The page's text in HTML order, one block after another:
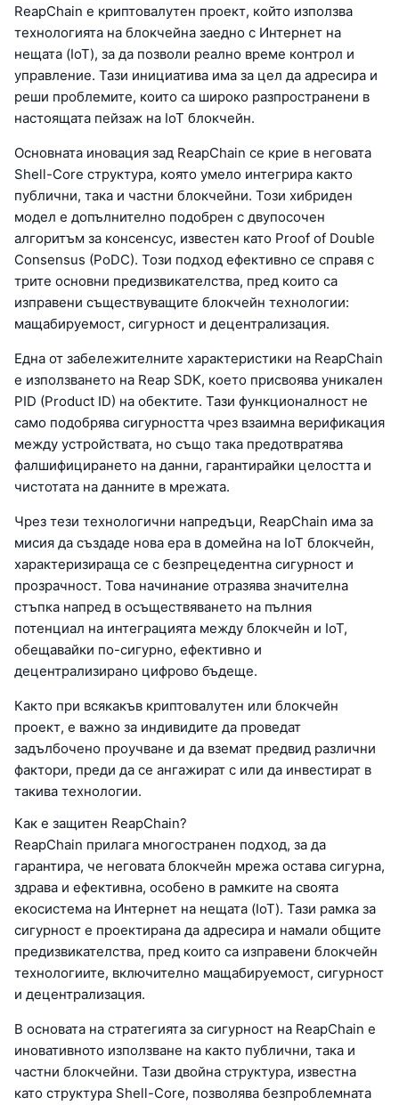
ReapChain е криптовалутен проект, който използва
технологията на блокчейна заедно с Интернет на
нещата (IoT), за да позволи реално време контрол и
управление. Тази инициатива има за цел да адресира и
реши проблемите, които са широко разпространени в
настоящата пейзаж на IoT блокчейн.
Основната иновация зад ReapChain се крие в неговата
Shell-Core структура, която умело интегрира както
публични, така и частни блокчейни. Този хибриден
модел е допълнително подобрен с двупосочен
алгоритъм за консенсус, известен като Proof of Double
Consensus (PoDC). Този подход ефективно се справя с
трите основни предизвикателства, пред които са
изправени съществуващите блокчейн технологии:
мащабируемост, сигурност и децентрализация.
Една от забележителните характеристики на ReapChain
е използването на Reap SDK, което присвоява уникален
PID (Product ID) на обектите. Тази функционалност не
само подобрява сигурността чрез взаимна верификация
между устройствата, но също така предотвратява
фалшифицирането на данни, гарантирайки целостта и
чистотата на данните в мрежата.
Чрез тези технологични напредъци, ReapChain има за
мисия да създаде нова ера в домейна на IoT блокчейн,
характеризираща се с безпрецедентна сигурност и
прозрачност. Това начинание отразява значителна
стъпка напред в осъществяването на пълния
потенциал на интеграцията между блокчейн и IoT,
обещавайки по-сигурно, ефективно и
децентрализирано цифрово бъдеще.
Както при всякакъв криптовалутен или блокчейн
проект, е важно за индивидите да проведат
задълбочено проучване и да вземат предвид различни
фактори, преди да се ангажират с или да инвестират в
такива технологии.
Как е защитен ReapChain?
ReapChain прилага многостранен подход, за да
гарантира, че неговата блокчейн мрежа остава сигурна,
здрава и ефективна, особено в рамките на своята
екосистема на Интернет на нещата (IoT). Тази рамка за
сигурност е проектирана да адресира и намали общите
предизвикателства, пред които са изправени блокчейн
технологиите, включително мащабируемост, сигурност
и децентрализация.
В основата на стратегията за сигурност на ReapChain е
иновативното използване на както публични, така и
частни блокчейни. Тази двойна структура, известна
като структура Shell-Core, позволява безпроблемната